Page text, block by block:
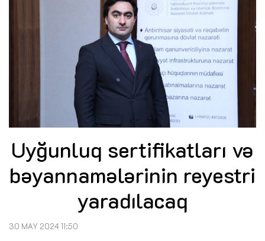
Uyğunluq sertifikatları və
bəyannamələrinin reyestri
yaradılacaq
30 MAY 2024 11:50